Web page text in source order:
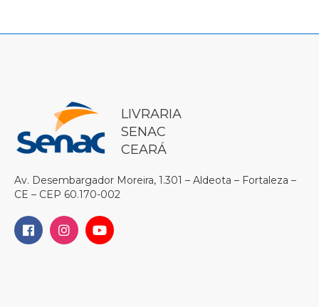
LIVRARIA
SENAC
CEARÁ
Av. Desembargador Moreira, 1.301 – Aldeota – Fortaleza –
CE – CEP 60.170-002